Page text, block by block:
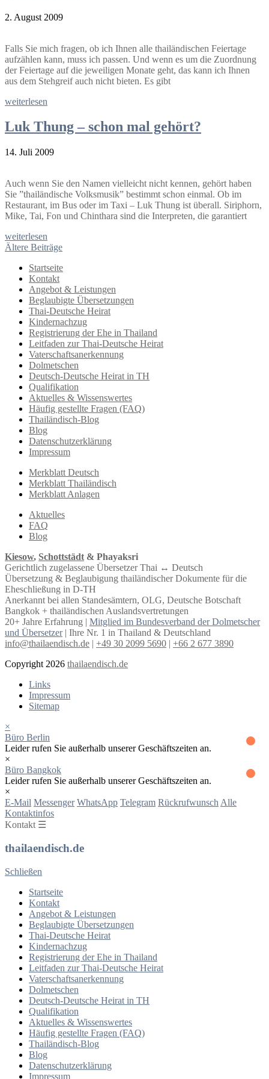
2. August 2009
Falls Sie mich fragen, ob ich Ihnen alle thailändischen Feiertage
aufzählen kann, muss ich passen. Und wenn es um die Zuordnung
der Feiertage auf die jeweiligen Monate geht, das kann ich Ihnen
aus dem Stehgreif auch nicht bieten. Es gibt
weiterlesen
Luk Thung – schon mal gehört?
14. Juli 2009
Auch wenn Sie den Namen vielleicht nicht kennen, gehört haben
Sie ”thailändische Volksmusik” bestimmt schon einmal. Ob im
Restaurant, im Bus oder im Taxi – Luk Thung ist überall. Siriphorn,
Mike, Tai, Fon und Chinthara sind die Interpreten, die garantiert
weiterlesen
Beitragsnavigation
Ältere Beiträge
Startseite
Kontakt
Angebot & Leistungen
Beglaubigte Übersetzungen
Thai-Deutsche Heirat
Kindernachzug
Registrierung der Ehe in Thailand
Leitfaden zur Thai-Deutsche Heirat
Vaterschaftsanerkennung
Dolmetschen
Deutsch-Deutsche Heirat in TH
Qualifikation
Aktuelles & Wissenswertes
Häufig gestellte Fragen (FAQ)
Thailändisch-Blog
Blog
Datenschutzerklärung
Impressum
Merkblatt Deutsch
Merkblatt Thailändisch
Merkblatt Anlagen
Aktuelles
FAQ
Blog
Kiesow, Schottstädt & Phayaksri
Gerichtlich zugelassene Übersetzer Thai ↔︎ Deutsch
Übersetzung & Beglaubigung thailändischer Dokumente für die
Eheschließung in D-TH
Anerkannt bei allen Standesämtern, OLG, Deutsche Botschaft
Bangkok + thailändischen Auslandsvertretungen
20+ Jahre Erfahrung | Mitglied im Bundesverband der Dolmetscher
und Übersetzer| Ihre Nr. 1 in Thailand & Deutschland
info@thailaendisch.de | +49 30 2099 5690 | +66 2 677 3890
Copyright 2026 thailaendisch.de
Links
Impressum
Sitemap
×
Büro Berlin
Leider rufen Sie außerhalb unserer Geschäftszeiten an.
×
Büro Bangkok
Leider rufen Sie außerhalb unserer Geschäftszeiten an.
×
E-Mail Messenger WhatsApp Telegram Rückrufwunsch Alle
Kontaktinfos
Kontakt ☰
thailaendisch.de
Schließen
Startseite
Kontakt
Angebot & Leistungen
Beglaubigte Übersetzungen
Thai-Deutsche Heirat
Kindernachzug
Registrierung der Ehe in Thailand
Leitfaden zur Thai-Deutsche Heirat
Vaterschaftsanerkennung
Dolmetschen
Deutsch-Deutsche Heirat in TH
Qualifikation
Aktuelles & Wissenswertes
Häufig gestellte Fragen (FAQ)
Thailändisch-Blog
Blog
Datenschutzerklärung
Impressum